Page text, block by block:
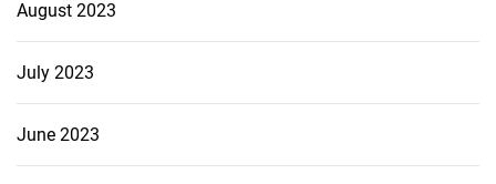
August 2023
July 2023
June 2023